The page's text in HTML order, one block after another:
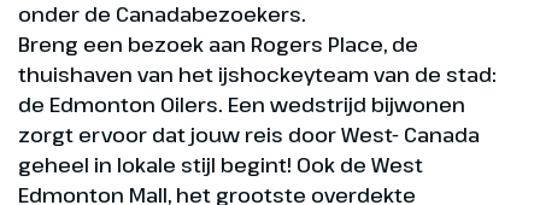
onder de Canadabezoekers.
Breng een bezoek aan Rogers Place, de
thuishaven van het ijshockeyteam van de stad:
de Edmonton Oilers. Een wedstrijd bijwonen
zorgt ervoor dat jouw reis door West- Canada
geheel in lokale stijl begint! Ook de West
Edmonton Mall, het grootste overdekte